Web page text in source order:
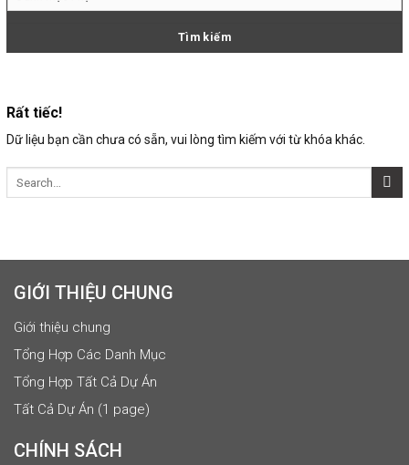
Rất tiếc!
Dữ liệu bạn cần chưa có sẵn, vui lòng tìm kiếm với từ khóa khác.
GIỚI THIỆU CHUNG
Giới thiệu chung
Tổng Hợp Các Danh Mục
Tổng Hợp Tất Cả Dự Án
Tất Cả Dự Án (1 page)
CHÍNH SÁCH